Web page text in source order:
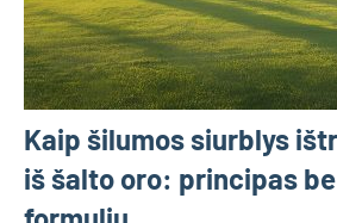
Kaip šilumos siurblys
iš šalto oro: principas